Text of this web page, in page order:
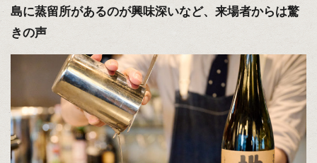
島に蒸留所があるのが興味深いなど、来場者からは驚
きの声